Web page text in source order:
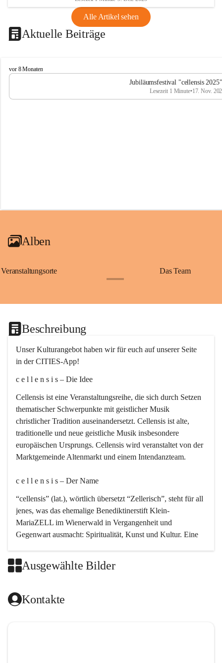
Alle Artikel sehen
Aktuelle Beiträge
C
e
l
vor 8 Monaten
Jubiläumsfestival "cellensis
Lesezeit 1 Minute•17. Nov.
Alben
Veranstaltungsorte Das Team
Beschreibung
Unser Kulturangebot haben wir für euch auf unserer Seite
in der CITIES-App!
c e l l e n s i s – Die Idee
Cellensis ist eine Veranstaltungsreihe, die sich durch Setzen
thematischer Schwerpunkte mit geistlicher Musik
christlicher Tradition auseinandersetzt. Cellensis ist alte,
traditionelle und neue geistliche Musik insbesondere
europäischen Ursprungs. Cellensis wird veranstaltet von der
Marktgemeinde Altenmarkt und einem Intendanzteam.
c e l l e n s i s – Der Name
“cellensis” (lat.), wörtlich übersetzt “Zellerisch”, steht für all
jenes, was das ehemalige Benediktinerstift Klein-
MariaZELL im Wienerwald in Vergangenheit und
Gegenwart ausmacht: Spiritualität, Kunst und Kultur. Eine
Kirchenmusik, dem kunstvollen Lob Gottes.
Das kirchenmusikalische Festival Cellensis wird seit dem
Ausgewählte Bilder
Kontakte